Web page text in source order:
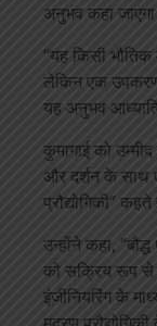
अनुभव कहा
“यह किसी
लेकिन एक
यह अनुभव
कुमागाई को
और दर्शन के साथ
प्रौद्योगिकी”
उन्होंने कहा,
को सक्रिय रूप से
इंजीनियरिंग के